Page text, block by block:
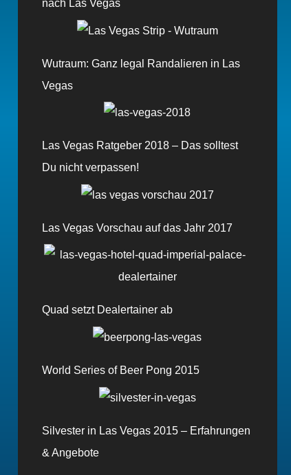
nach Las Vegas
Wutraum: Ganz legal Randalieren in Las
Vegas
Las Vegas Ratgeber 2018 – Das solltest
Du nicht verpassen!
Las Vegas Vorschau auf das Jahr 2017
Quad setzt Dealertainer ab
World Series of Beer Pong 2015
Silvester in Las Vegas 2015 – Erfahrungen
& Angebote